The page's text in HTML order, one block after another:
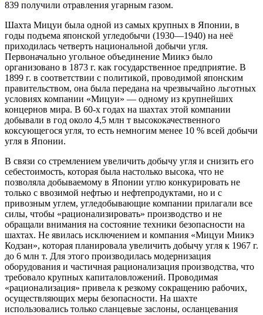
839 получили отравления угарным газом.
Шахта Мицуи была одной из самых крупных в Японии, в
годы подъема японской угледобычи (1930—1940) на неё
приходилась четверть национальной добычи угля.
Первоначально угольное объединение Миикэ было
организовано в 1873 г. как государственное предприятие. В
1899 г. в соответствии с политикой, проводимой японским
правительством, она была передана на чрезвычайно льготных
условиях компании «Мицуи» — одному из крупнейших
концернов мира. В 60-х годах на шахтах этой компании
добывали в год около 4,5 млн т высококачественного
коксующегося угля, то есть немногим менее 10 % всей добычи
угля в Японии.
В связи со стремлением увеличить добычу угля и снизить его
себестоимость, которая была настолько высока, что не
позволяла добываемому в Японии углю конкурировать не
только с ввозимой нефтью и нефтепродуктами, но и с
привозным углем, угледобывающие компании прилагали все
силы, чтобы «рационализировать» производство и не
обращали внимания на состояние техники безопасности на
шахтах. Не явилась исключением и компания «Мицуи Миикэ
Кодзан», которая планировала увеличить добычу угля к 1967 г.
до 6 млн т. Для этого производилась модернизация
оборудования и частичная рационализация производства, что
требовало крупных капиталовложений. Проводимая
«рационализация» привела к резкому сокращению рабочих,
осуществляющих меры безопасности. На шахте
использовались только сланцевые заслоны, осланцевания